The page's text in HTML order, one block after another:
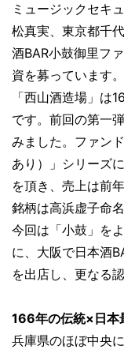
ミュージックセキ
松真実、東京都千
酒BAR小鼓御里フ
資を募っています。
「西山酒造場」は
です。前回の第一
みました。ファン
あり）」シリーズ
を頂き、売上は前
銘柄は高浜虚子命
今回は「小鼓」を
に、大阪で日本酒
を出店し、更なる
166年の伝統×日本
兵庫県のほぼ中央